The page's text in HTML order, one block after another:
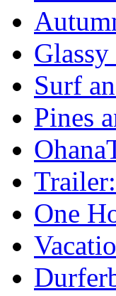
Glassy
Surf
Pines
One